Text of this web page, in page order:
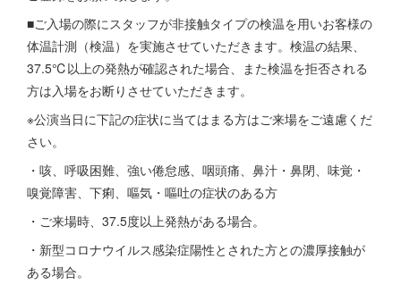
■ご⼊場の際にスタッフが⾮接触タイプの検温を⽤いお客様の
体温計測（検温）を実施させていただきます。検温の結果、
37.5℃以上の発熱が確認された場合、また検温を拒否される
⽅は入場をお断りさせていただきます。
※公演当⽇に下記の症状に当てはまる⽅はご来場をご遠慮くだ
さい。
・咳、呼吸困難、強い倦怠感、咽頭痛、⿐汁・⿐閉、味覚・
嗅覚障害、下痢、嘔気・嘔吐の症状のある⽅
・ご来場時、37.5度以上発熱がある場合。
・新型コロナウイルス感染症陽性とされた方との濃厚接触が
ある場合。